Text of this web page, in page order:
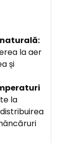
la aer
și
la